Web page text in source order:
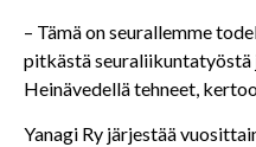
– Tämä on seurallemme
pitkästä seuraliikuntatyöstä
Heinävedellä tehneet,
Yanagi Ry järjestää